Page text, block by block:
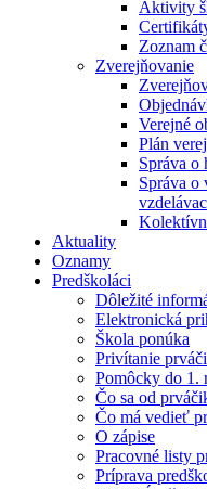
Aktivity
Zoznam
Zverejňovanie
Verejné
Plán
Správa o
Správa o
Aktuality
Oznamy
Predškoláci
Dôležité
Elektronická
Škola ponúka
Privítanie
Pomôcky do 1.
Čo sa od
Čo má vedieť
O zápise
Pracovné listy
Príprava